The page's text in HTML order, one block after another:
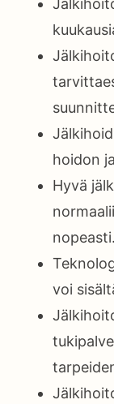
hoidon
Hyvä
nopeasti.
voi